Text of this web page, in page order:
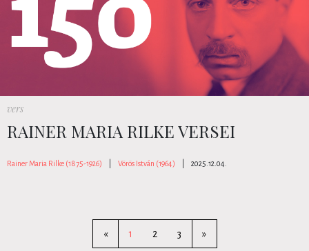
vers
RAINER MARIA RILKE VERSEI
Rainer Maria Rilke (1875-1926) Vörös István (1964) 2025.12.04.
« 1 2 3 »